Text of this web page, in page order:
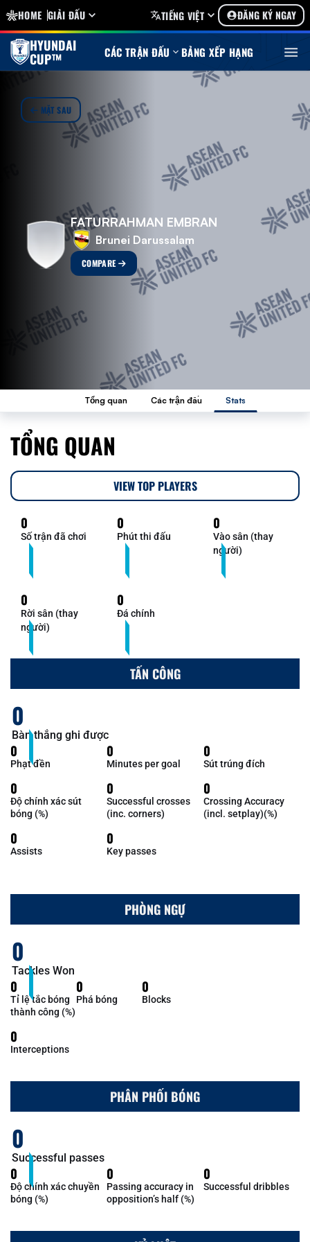
HOME GIẢI ĐẤU TIẾNG VIỆT ĐĂNG KÝ NGAY
HYUNDAI
CUP™ CÁC TRẬN ĐẤU BẢNG XẾP HẠNG
MẶT SAU
FATURRAHMAN EMBRAN
Brunei Darussalam
COMPARE
Tổng quan Các trận đấu Stats
TỔNG QUAN
VIEW TOP PLAYERS
0
Số trận đã chơi
0
Phút thi đấu
0
Vào sân (thay
người)
0
Rời sân (thay
người)
0
Đá chính
TẤN CÔNG
0
Bàn thắng ghi được
0
Phạt đền
0
Minutes per goal
0
Sút trúng đích
0
Độ chính xác sút
bóng (%)
0
Successful crosses
(inc. corners)
0
Crossing Accuracy
(incl. setplay)(%)
0
Assists
0
Key passes
PHÒNG NGỰ
0
Tackles Won
0
Tỉ lệ tắc bóng
thành công (%)
0
Phá bóng
0
Blocks
0
Interceptions
PHÂN PHỐI BÓNG
0
Successful passes
0
Độ chính xác chuyền
bóng (%)
0
Passing accuracy in
opposition’s half (%)
0
Successful dribbles